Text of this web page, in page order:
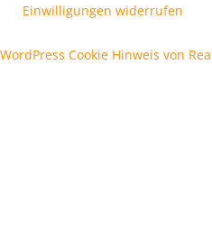
Einwilligungen widerrufen
WordPress Cookie Hinweis von